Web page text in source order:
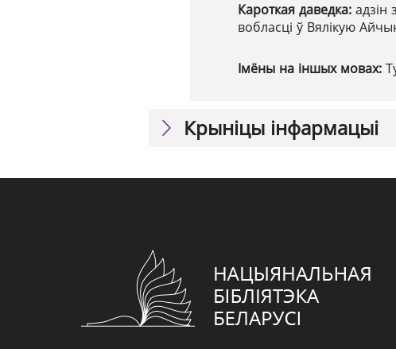
Кароткая даведка: адзін
вобласці ў Вялікую
Імёны на іншых мовах:
Крыніцы інфармацыі